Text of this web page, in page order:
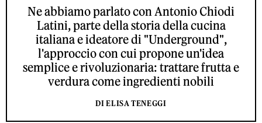
Ne abbiamo parlato con Antonio Chiodi
Latini, parte della storia della cucina
italiana e ideatore di "Underground",
l'approccio con cui propone un'idea
semplice e rivoluzionaria: trattare frutta e
verdura come ingredienti nobili
DI ELISA TENEGGI